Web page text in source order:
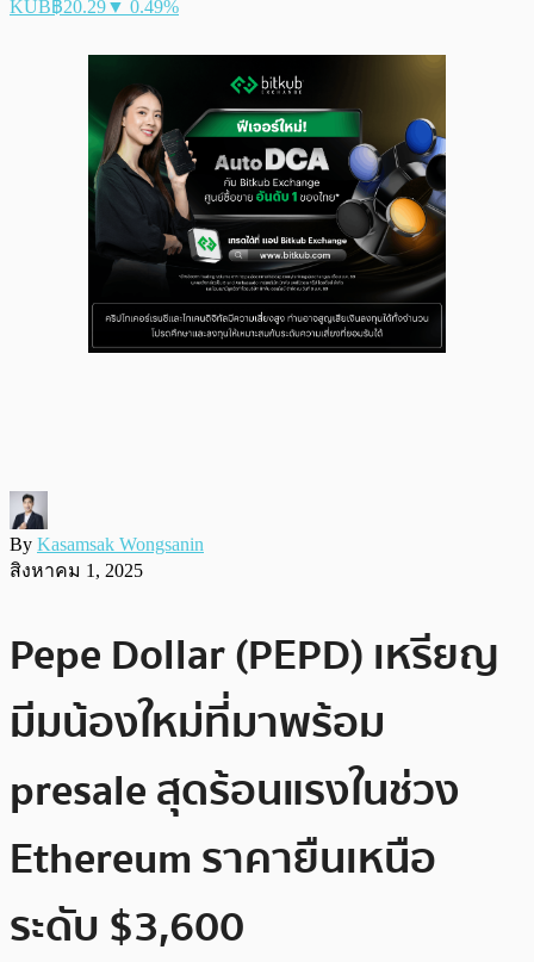
KUB฿20.29▼ 0.49%
By Kasamsak Wongsanin
สิงหาคม 1, 2025
Pepe Dollar (PEPD) เหรียญ
มีมน้องใหม่ที่มาพร้อม
presale สุดร้อนแรงในช่วง
Ethereum ราคายืนเหนือ
ระดับ $3,600